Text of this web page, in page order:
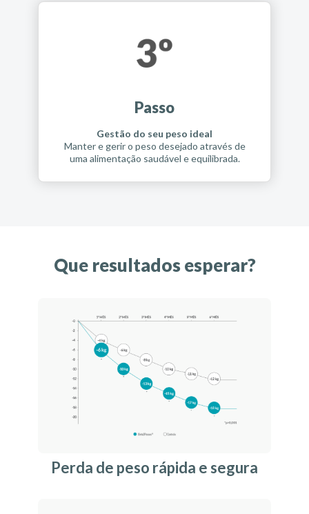
Passo
Gestão do seu peso ideal
Manter e gerir o peso desejado através de
uma alimentação saudável e equilibrada.
Que resultados esperar?
Perda de peso rápida e segura